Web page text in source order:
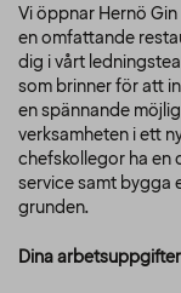
Vi öppnar Hernö
en omfattande
dig i vårt
som brinner för att
en spännande
verksamheten i ett
chefskollegor ha en
service samt bygga
grunden.
Dina arbetsuppgifter